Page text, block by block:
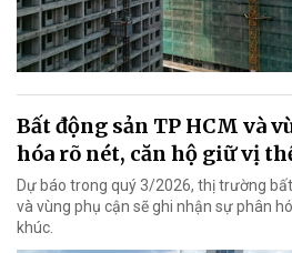
Bất động sản TP HCM và
hóa rõ nét, căn hộ giữ vị
Dự báo trong quý 3/2026, thị trường
và vùng phụ cận sẽ ghi nhận sự phân
khúc.